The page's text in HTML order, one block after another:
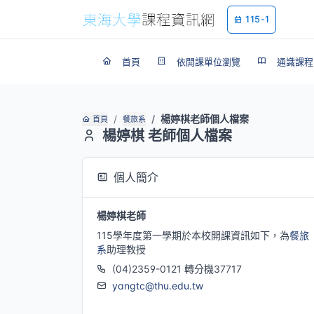
115-1
首頁 依開課單位瀏覽 通識課程
首頁 餐旅系 楊婷棋老師個人檔案
楊婷棋 老師個人檔案
個人簡介
楊婷棋老師
115學年度第一學期於本校開課資訊如下，為餐旅
系助理教授
(04)2359-0121 轉分機37717
yangtc@thu.edu.tw